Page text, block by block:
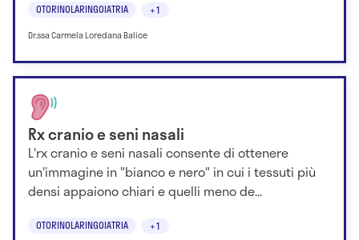
OTORINOLARINGOIATRIA +1
Dr.ssa Carmela Loredana Balice
Rx cranio e seni nasali
L'rx cranio e seni nasali consente di ottenere
un'immagine in "bianco e nero" in cui i tessuti più
densi appaiono chiari e quelli meno de...
OTORINOLARINGOIATRIA +1